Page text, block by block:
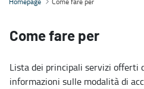
Come fare per
Lista dei principali servizi offerti
informazioni sulle modalità di